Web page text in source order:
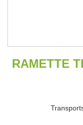
RAMETTE